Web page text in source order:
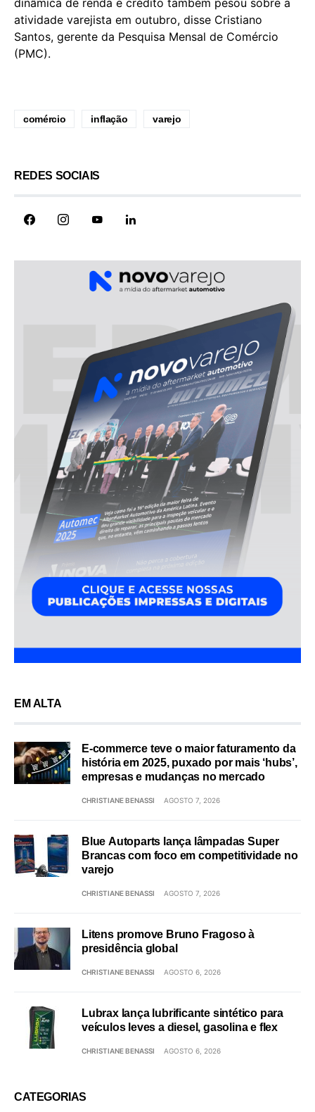
atividade varejista em outubro, disse Cristiano
Santos, gerente da Pesquisa Mensal de Comércio
(PMC).
comércio inflação varejo
REDES SOCIAIS
EM ALTA
E-commerce teve o maior faturamento da
história em 2025, puxado por mais ‘hubs’,
empresas e mudanças no mercado
CHRISTIANE BENASSI AGOSTO 7, 2026
Blue Autoparts lança lâmpadas Super
Brancas com foco em competitividade no
varejo
CHRISTIANE BENASSI AGOSTO 7, 2026
Litens promove Bruno Fragoso à
presidência global
CHRISTIANE BENASSI AGOSTO 6, 2026
Lubrax lança lubrificante sintético para
veículos leves a diesel, gasolina e flex
CHRISTIANE BENASSI AGOSTO 6, 2026
CATEGORIAS